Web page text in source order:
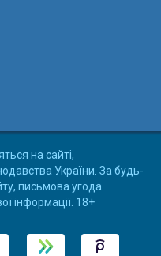
на сайті,
України. За будь-
письмова угода
інформації. 18+